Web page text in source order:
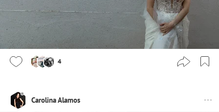
4
Carolina Alamos